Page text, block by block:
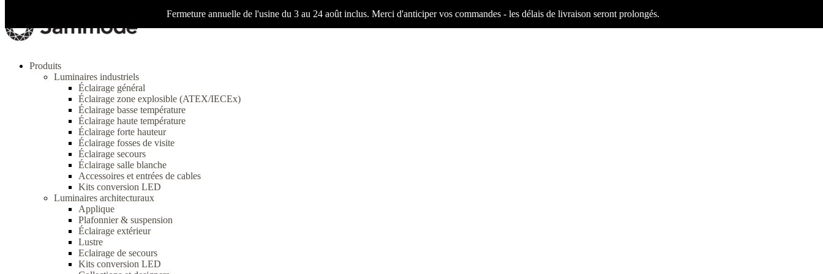
Fermeture annuelle de l'usine du 3 au 24 août inclus. Merci d'anticiper vos commandes - les délais de livraison seront prolongés.
Produits
Luminaires industriels
Éclairage général
Éclairage zone explosible (ATEX/IECEx)
Éclairage basse température
Éclairage haute température
Éclairage forte hauteur
Éclairage fosses de visite
Éclairage secours
Éclairage salle blanche
Accessoires et entrées de cables
Kits conversion LED
Luminaires architecturaux
Applique
Plafonnier & suspension
Éclairage extérieur
Lustre
Eclairage de secours
Kits conversion LED